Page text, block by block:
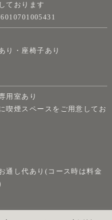
ております
り・座椅子あり
用室あり
喫煙スペースをご用意してお
通し代あり(コース時は料金